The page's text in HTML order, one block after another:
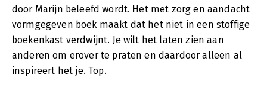
door Marijn beleefd wordt. Het met zorg en aandacht
vormgegeven boek maakt dat het niet in een stoffige
boekenkast verdwijnt. Je wilt het laten zien aan
anderen om erover te praten en daardoor alleen al
inspireert het je. Top.